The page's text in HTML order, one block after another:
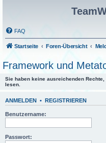
FAQ
Startseite Foren-Übersicht
Framework und
Sie haben keine ausreichenden
lesen.
ANMELDEN • REGISTRIEREN
Benutzername:
Passwort: